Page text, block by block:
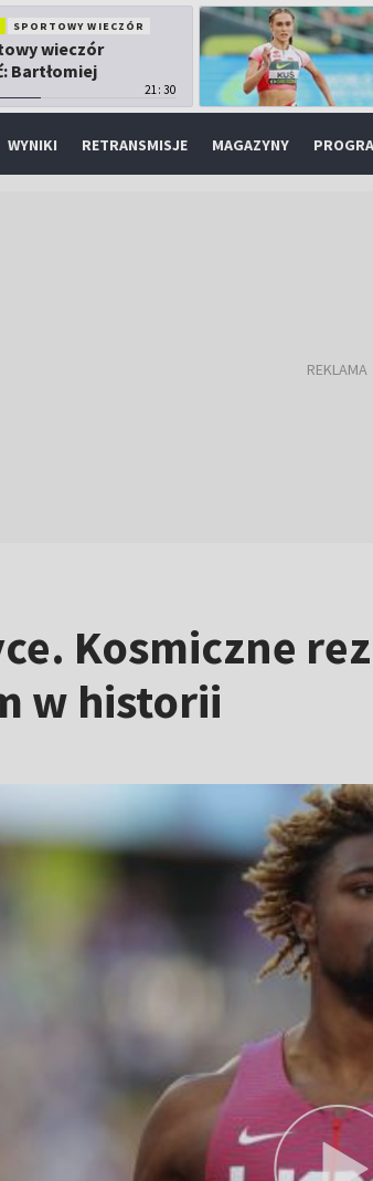
SPORTOWY WIECZÓR
wieczór
Bartłomiej
21:30
WYNIKI RETRANSMISJE MAGAZYNY
Kosmiczne
w historii